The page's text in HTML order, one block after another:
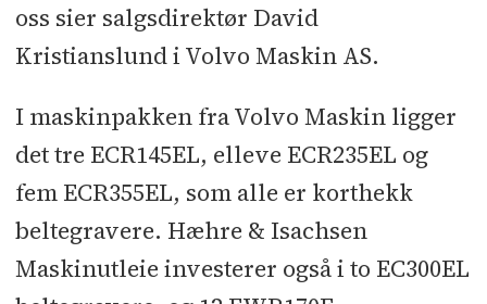
oss sier salgsdirektør David
Kristianslund i Volvo Maskin AS.
I maskinpakken fra Volvo Maskin ligger
det tre ECR145EL, elleve ECR235EL og
fem ECR355EL, som alle er korthekk
beltegravere. Hæhre & Isachsen
Maskinutleie investerer også i to EC300EL